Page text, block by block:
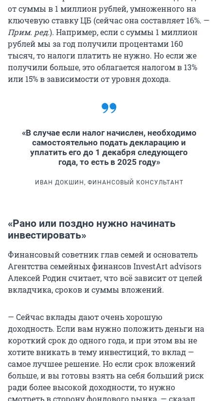
от суммы в 1 миллион рублей, умноженного на
ключевую ставку ЦБ (сейчас она составляет 16%. —
Прим. ред.). Например, если с суммы 1 миллион
рублей мы за год получили процентами 160
тысяч, то налоги платить не нужно. Но если же
получили больше, это облагается налогом в 13%
или 15% в зависимости от уровня дохода.
«В случае если налог начислен, необходимо
самостоятельно подать декларацию и
уплатить его до 1 декабря следующего
года, то есть в 2025 году»
ИВАН ДОКШИН, ФИНАНСОВЫЙ КОНСУЛЬТАНТ
«Рано или поздно нужно начинать
инвестировать»
Финансовый советник глав семей и основатель
Агентства семейных финансов InvestArt advisors
Алексей Родин считает, что всё зависит от целей
вкладчика, сроков и суммы вложений.
— Сейчас вклады дают очень хорошую
доходность. Если вам нужно положить деньги на
короткий срок до одного года, и при этом вы не
хотите вникать в тему инвестиций, то вклад —
самое лучшее решение. Но если срок вложений
больше, и вы готовы взять на себя больший риск
ради более высокой доходности, то нужно